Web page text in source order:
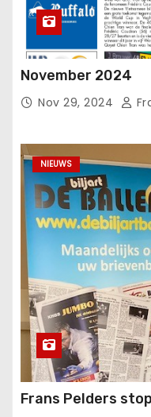
November 2024
Nov 29, 2024
NIEUWS
Frans Pelders